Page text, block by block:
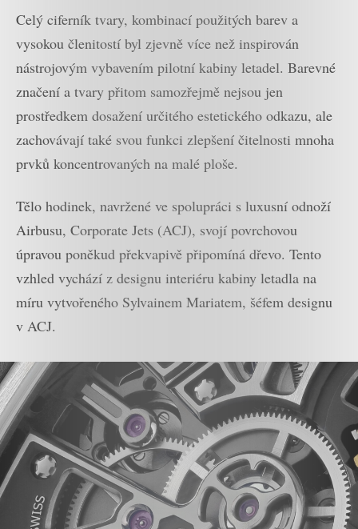
Celý ciferník tvary, kombinací použitých barev a
vysokou členitostí byl zjevně více než inspirován
nástrojovým vybavením pilotní kabiny letadel. Barevné
značení a tvary přitom samozřejmě nejsou jen
prostředkem dosažení určitého estetického odkazu, ale
zachovávají také svou funkci zlepšení čitelnosti mnoha
prvků koncentrovaných na malé ploše.
Tělo hodinek, navržené ve spolupráci s luxusní odnoží
Airbusu, Corporate Jets (ACJ), svojí povrchovou
úpravou poněkud překvapivě připomíná dřevo. Tento
vzhled vychází z designu interiéru kabiny letadla na
míru vytvořeného Sylvainem Mariatem, šéfem designu
v ACJ.